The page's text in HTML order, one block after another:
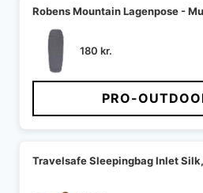
Robens Mountain Lagenpose -
180 kr.
PRO-
Travelsafe Sleepingbag Inlet